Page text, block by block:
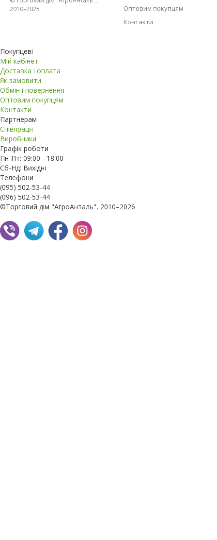
2010–2025
Оптовим покупцям
Контакти
Покупцеві
Мій кабінет
Доставка і оплата
Як замовити
Обмін і повернення
Оптовим покупцям
Контакти
Партнерам
Співпраця
Виробники
Графік роботи
Пн-Пт: 09:00 - 18:00
Сб-Нд: Вихідні
Телефони
(095) 502-53-44
(096) 502-53-44
©Торговий дім "АгроАнталь", 2010–2026